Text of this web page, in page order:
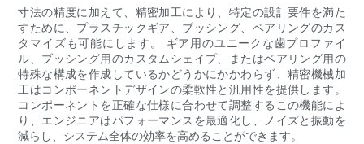
寸法の精度に加えて、精密加工により、特定の設計要件を満た
すために、プラスチックギア、ブッシング、ベアリングのカス
タマイズも可能にします。 ギア用のユニークな歯プロファイ
ル、ブッシング用のカスタムシェイプ、またはベアリング用の
特殊な構成を作成しているかどうかにかかわらず、精密機械加
工はコンポーネントデザインの柔軟性と汎用性を提供します。
コンポーネントを正確な仕様に合わせて調整するこの機能によ
り、エンジニアはパフォーマンスを最適化し、ノイズと振動を
減らし、システム全体の効率を高めることができます。